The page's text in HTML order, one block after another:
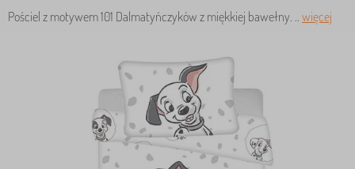
Pościel z motywem 101 Dalmatyńczyków z miękkiej bawełny. .. więcej